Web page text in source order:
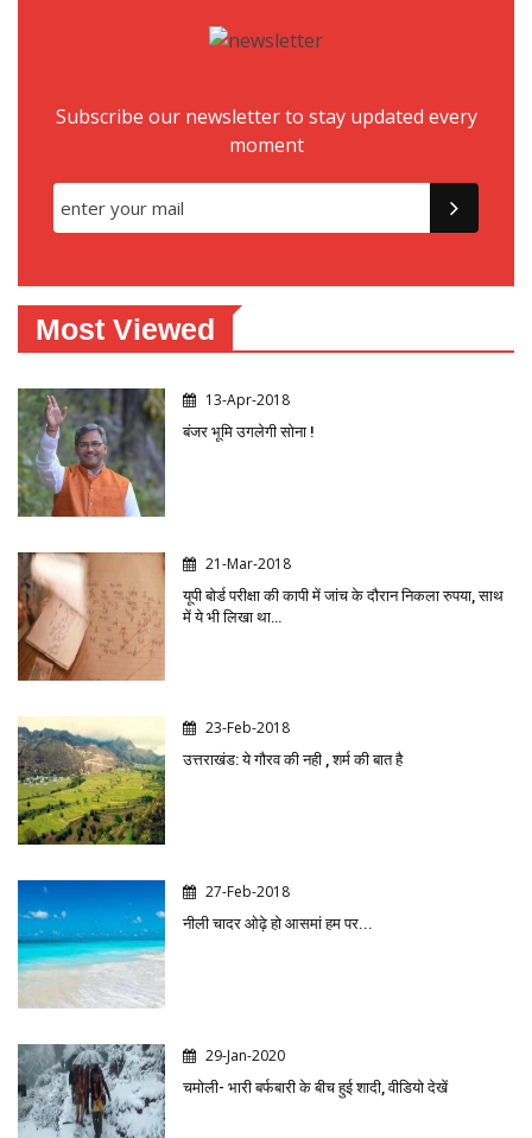
Subscribe our newsletter to stay updated every
moment
Most Viewed
13-Apr-2018
बंजर भूमि उगलेगी सोना !
21-Mar-2018
यूपी बोर्ड परीक्षा की कापी में जांच के दौरान निकला रुपया, साथ
में ये भी लिखा था…
23-Feb-2018
उत्तराखंड: ये गौरव की नही , शर्म की बात है
27-Feb-2018
नीली चादर ओढ़े हो आसमां हम पर...
29-Jan-2020
चमोली- भारी बर्फबारी के बीच हुई शादी, वीडियो देखें